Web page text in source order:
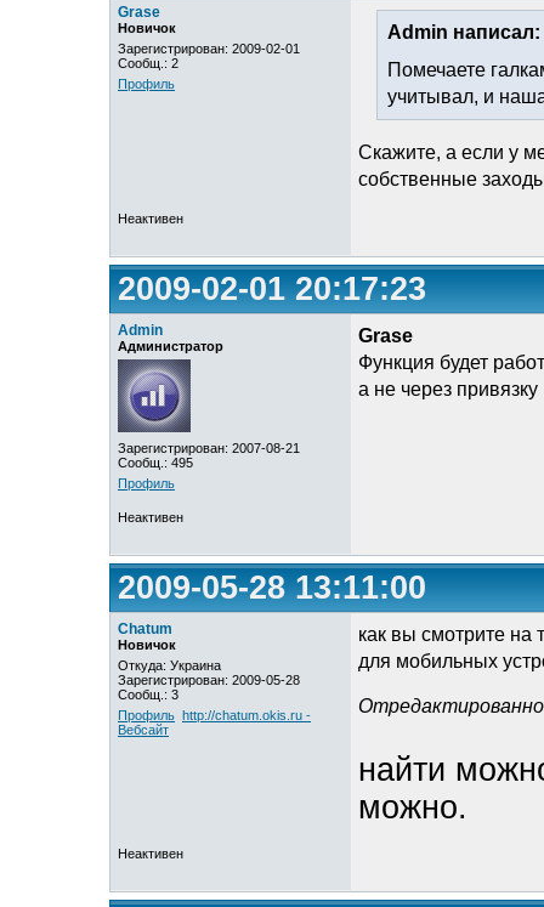
Grase
Новичок
Зарегистрирован: 2009-02-01
Сообщ.: 2
Профиль
Admin написал:
Помечаете
учитывал, и
Скажите, а если у
собственные
Неактивен
2009-02-01 20:17:23
Admin
Администратор
Зарегистрирован: 2007-08-21
Сообщ.: 495
Профиль
Grase
Функция будет
а не через привязку
Неактивен
2009-05-28 13:11:00
Chatum
Новичок
Откуда: Украина
Зарегистрирован: 2009-05-28
Сообщ.: 3
Профиль http://chatum.okis.ru -
Вебсайт
как вы смотрите на
для мобильных
Отредактированно
найти
можно.
Неактивен